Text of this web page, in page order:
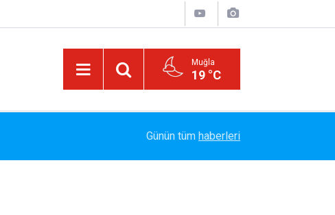
Muğla
19 °C
Vazgeç Gel"
Günün tüm haberleri